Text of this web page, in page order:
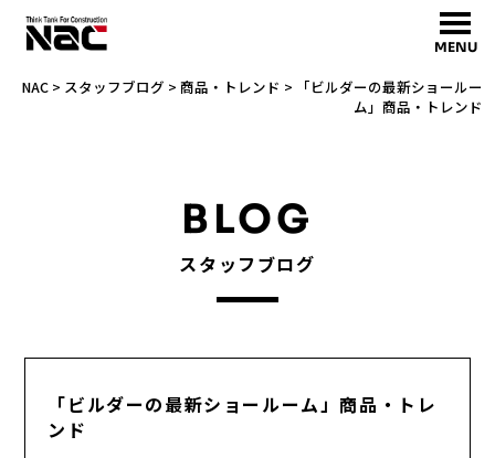
MENU
NAC> スタッフブログ > 商品・トレンド >
「ビルダーの最新ショールー
ム」商品・トレンド
BLOG
スタッフブログ
「ビルダーの最新ショールーム」商品・トレ
ンド